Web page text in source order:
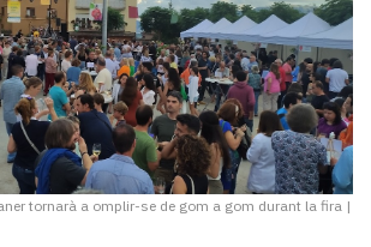
tornarà a omplir-se de gom a gom durant la fira |